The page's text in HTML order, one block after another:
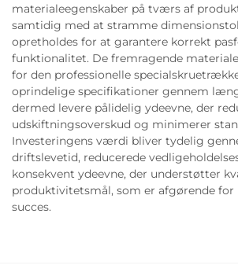
materialeegenskaber på tværs af
samtidig med at stramme
opretholdes for at garantere korrekt
funktionalitet. De fremragende
for den professionelle
oprindelige specifikationer gennem
dermed levere pålidelig ydeevne, der
udskiftningsoverskud og minimerer
Investeringens værdi bliver tydelig
driftslevetid, reducerede
konsekvent ydeevne, der understøtter
produktivitetsmål, som er afgørende for
succes.